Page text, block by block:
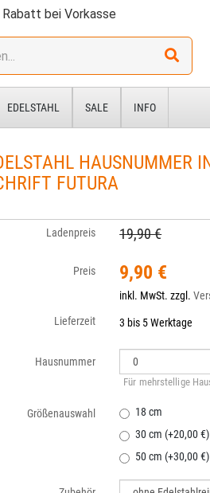
Rabatt bei Vorkasse
EDELSTAHL SALE INFO
HAUSNUMMER
FUTURA
Ladenpreis 19,90 €
Preis 9,90 €
inkl. MwSt. zzgl.
Lieferzeit
3 bis 5 Werktage
Hausnummer
Für mehrstellige
Größenauswahl
18 cm
30 cm (+20,00 €)
50 cm (+30,00 €)